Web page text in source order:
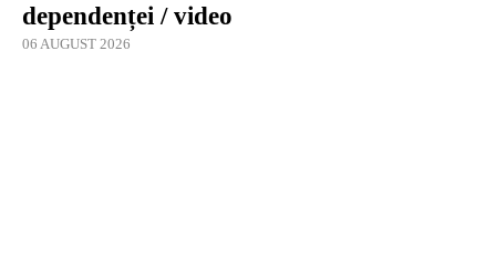
dependenței / video
06 AUGUST 2026